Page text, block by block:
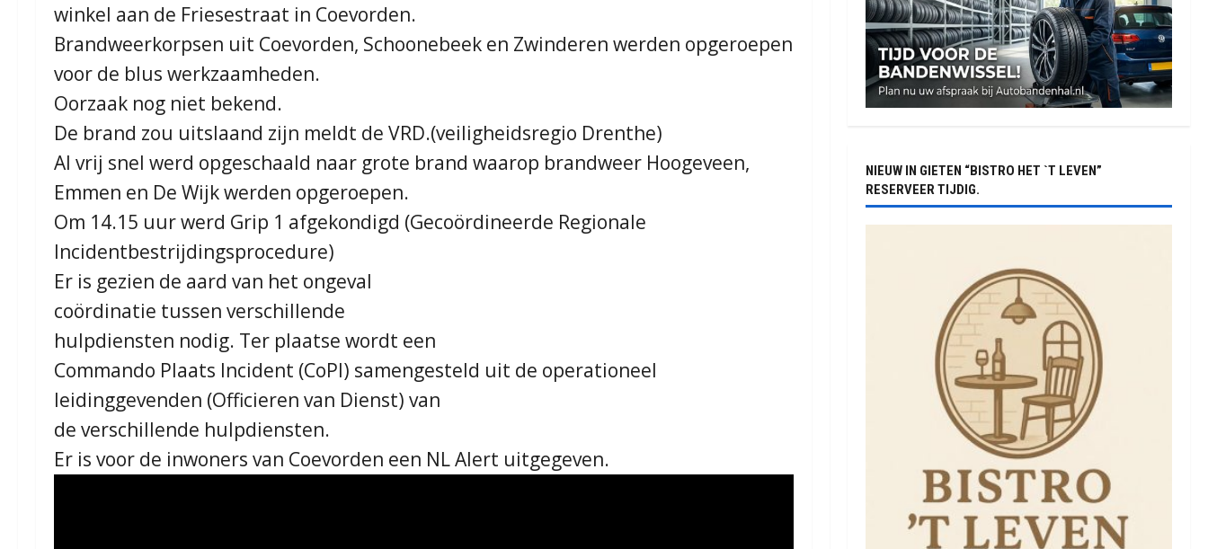
winkel aan de Friesestraat in Coevorden.
Brandweerkorpsen uit Coevorden, Schoonebeek en Zwinderen werden opgeroepen
voor de blus werkzaamheden.
Oorzaak nog niet bekend.
De brand zou uitslaand zijn meldt de VRD.(veiligheidsregio Drenthe)
Al vrij snel werd opgeschaald naar grote brand waarop brandweer Hoogeveen,
Emmen en De Wijk werden opgeroepen.
Om 14.15 uur werd Grip 1 afgekondigd (Gecoördineerde Regionale
Incidentbestrijdingsprocedure)
Er is gezien de aard van het ongeval
coördinatie tussen verschillende
hulpdiensten nodig. Ter plaatse wordt een
Commando Plaats Incident (CoPI) samengesteld uit de operationeel
leidinggevenden (Officieren van Dienst) van
de verschillende hulpdiensten.
Er is voor de inwoners van Coevorden een NL Alert uitgegeven.
NIEUW IN GIETEN “BISTRO HET `T LEVEN”
RESERVEER TIJDIG.